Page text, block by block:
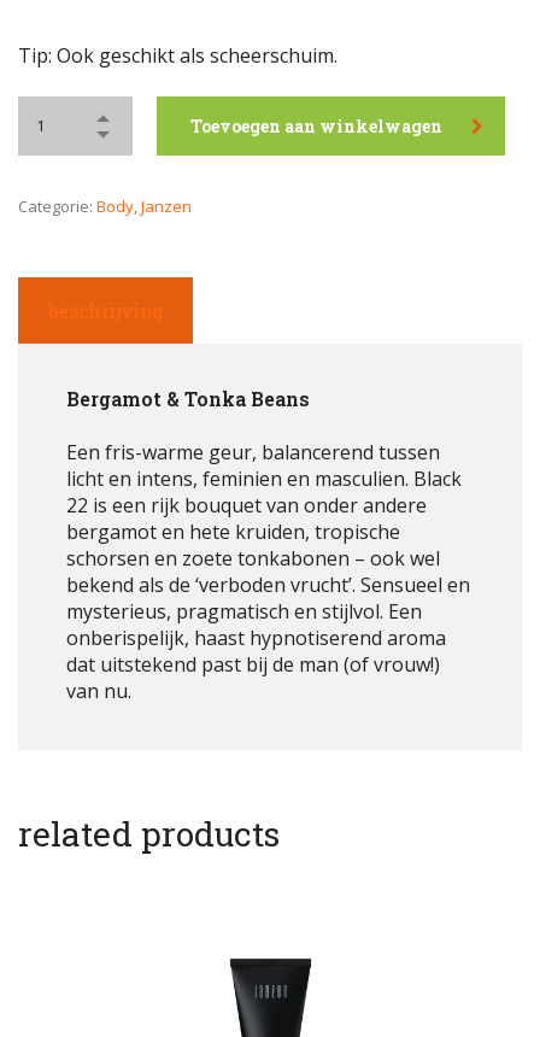
Tip: Ook geschikt als scheerschuim.
Toevoegen aan winkelwagen
Categorie: Body,Janzen
Bergamot & Tonka Beans
Een fris-warme geur, balancerend tussen
licht en intens, feminien en masculien. Black
22 is een rijk bouquet van onder andere
bergamot en hete kruiden, tropische
schorsen en zoete tonkabonen – ook wel
bekend als de ‘verboden vrucht’. Sensueel en
mysterieus, pragmatisch en stijlvol. Een
onberispelijk, haast hypnotiserend aroma
dat uitstekend past bij de man (of vrouw!)
van nu.
related products